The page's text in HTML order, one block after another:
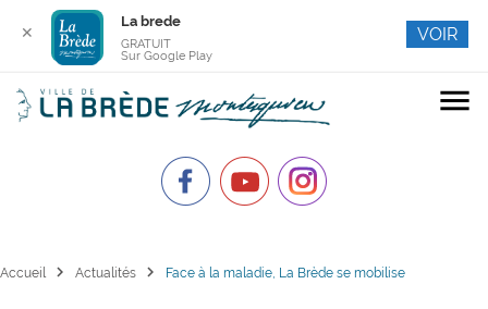
menu
Accueil chevron_right Actualités chevron_right Face à la maladie, La Brède se mobilise
✕
La brede
GRATUIT
Sur Google Play
VOIR